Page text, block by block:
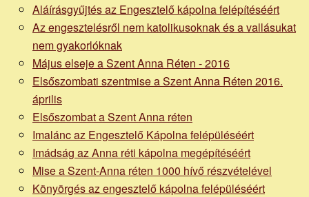
Aláírásgyűjtés az Engesztelő kápolna felépítéséért
Az engesztelésről nem katolikusoknak és a vallásukat
nem gyakorlóknak
Május elseje a Szent Anna Réten - 2016
Elsőszombati szentmise a Szent Anna Réten 2016.
április
Elsőszombat a Szent Anna réten
Imalánc az Engesztelő Kápolna felépüléséért
Imádság az Anna réti kápolna megépítéséért
Mise a Szent-Anna réten 1000 hívő részvételével
Könyörgés az engesztelő kápolna felépüléséért